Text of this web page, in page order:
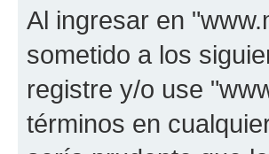
Al ingresar en
sometido a los
registre y/o use
términos en